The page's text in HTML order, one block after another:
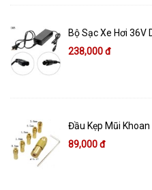
Bộ Sạc Xe Hơi 36V
238,000 đ
Đầu Kẹp Mũi
89,000 đ